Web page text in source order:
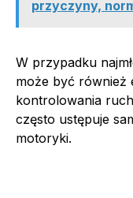
przyczyny,
W przypadku
może być również
kontrolowania
często ustępuje
motoryki.